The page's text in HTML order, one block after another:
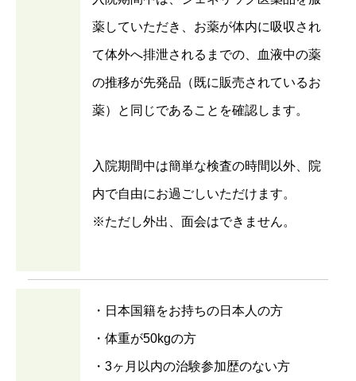
薬していただき、お薬が体内に吸収され
て体外へ排泄されるまでの、血液中の薬
の推移が先発品（既に販売されているお
薬）と同じであることを確認します。
入院期間中は簡単な検査の時間以外、院
内で自由にお過ごしいただけます。
※ただし外出、面会はできません。
・日本国籍をお持ちの日本人の方
・体重が50kgの方
・3ヶ月以内の治験参加歴のない方